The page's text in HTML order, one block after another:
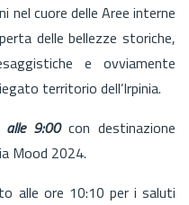
nel cuore delle Aree interne
delle bellezze storiche,
e ovviamente
territorio dell’Irpinia.
alle 9:00 con destinazione
Mood 2024.
alle ore 10:10 per i saluti